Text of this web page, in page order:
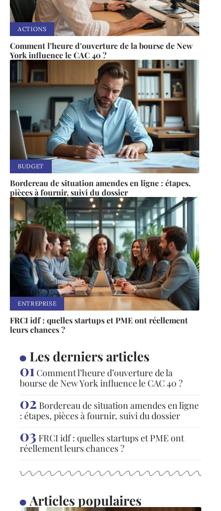
ACTIONS
Comment l’heure d’ouverture de la bourse de New
York influence le CAC 40 ?
BUDGET
Bordereau de situation amendes en ligne : étapes,
pièces à fournir, suivi du dossier
ENTREPRISE
FRCI idf : quelles startups et PME ont réellement
leurs chances ?
Les derniers articles
Comment l’heure d’ouverture de la
bourse de New York influence le CAC 40 ?
Bordereau de situation amendes en ligne
: étapes, pièces à fournir, suivi du dossier
FRCI idf : quelles startups et PME ont
réellement leurs chances ?
Articles populaires